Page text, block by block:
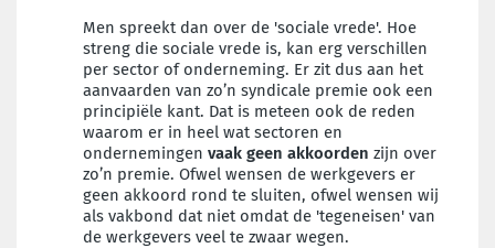
Men spreekt dan over de 'sociale vrede'. Hoe
streng die sociale vrede is, kan erg verschillen
per sector of onderneming. Er zit dus aan het
aanvaarden van zo’n syndicale premie ook een
principiële kant. Dat is meteen ook de reden
waarom er in heel wat sectoren en
ondernemingen vaak geen akkoorden zijn over
zo’n premie. Ofwel wensen de werkgevers er
geen akkoord rond te sluiten, ofwel wensen wij
als vakbond dat niet omdat de 'tegeneisen' van
de werkgevers veel te zwaar wegen.